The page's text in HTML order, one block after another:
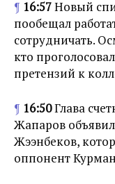
¶ 16:57Новый
пообещал
сотрудничать.
кто
претензий к
¶ 16:50Глава
Жапаров
Жээнбеков,
оппонент